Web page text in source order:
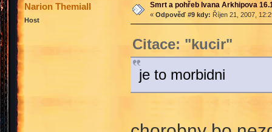
Narion Themiall
Host
Smrt a pohřeb Ivana Arkhipova
« Odpověď #9 kdy: Říjen 21, 2007,
Citace: "kucir"
je to morbidni